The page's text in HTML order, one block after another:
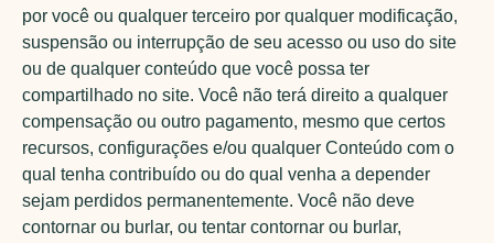
por você ou qualquer terceiro por qualquer modificação,
suspensão ou interrupção de seu acesso ou uso do site
ou de qualquer conteúdo que você possa ter
compartilhado no site. Você não terá direito a qualquer
compensação ou outro pagamento, mesmo que certos
recursos, configurações e/ou qualquer Conteúdo com o
qual tenha contribuído ou do qual venha a depender
sejam perdidos permanentemente. Você não deve
contornar ou burlar, ou tentar contornar ou burlar,